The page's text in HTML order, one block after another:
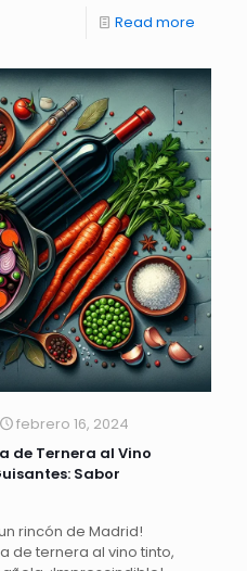
Read more
febrero 16, 2024
de Ternera al Vino
Sabor
rincón de Madrid!
de ternera al vino tinto,